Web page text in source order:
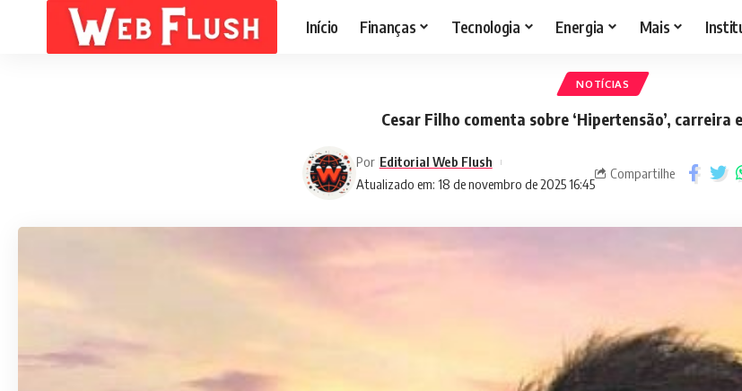
Início Finanças Tecnologia Energia Mais
NOTÍCIAS
Cesar Filho comenta sobre ‘Hipertensão’, carreira
Atualizado em: 18 de novembro de 2025 16:45
Por Editorial Web Flush
Compartilhe